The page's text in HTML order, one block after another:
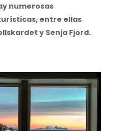
numerosas
entre ellas
y Senja Fjord.